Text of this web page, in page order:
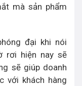
mà sản phẩm
đại khi nói
rơi hiện nay sẽ
sẽ giúp doanh
với khách hàng